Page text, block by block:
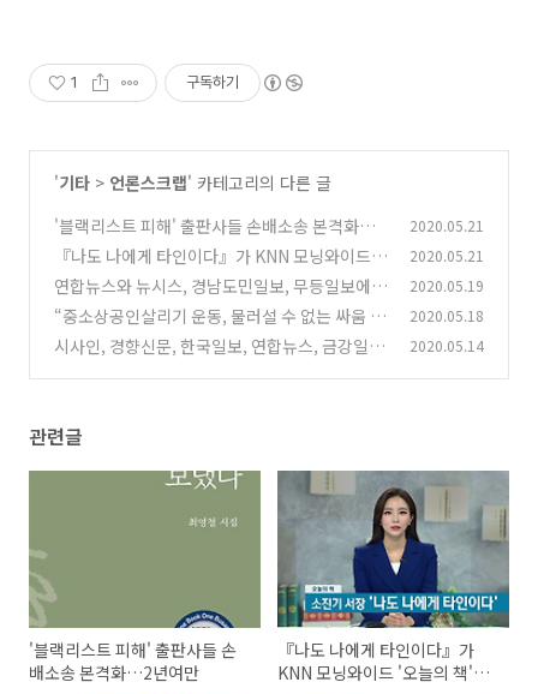
1 구독하기
'기타 > 언론스크랩' 카테고리의 다른 글
'블랙리스트 피해' 출판사들 손배소송 본격화…2
년여만
(0)
2020.05.21
『나도 나에게 타인이다』가 KNN 모닝와이드
'오늘의 책'에 소개되었어요~
(0)
2020.05.21
연합뉴스와 뉴시스, 경남도민일보, 무등일보에
산지니 청소년소설 『지옥만세』가 소개되었습
니다. (0)
2020.05.19
“중소상공인살리기 운동, 물러설 수 없는 싸움 그
13년의 기록...” (0)
2020.05.18
시사인, 경향신문, 한국일보, 연합뉴스, 금강일
2020.05.14
관련글
'블랙리스트 피해' 출판사들 손
배소송 본격화…2년여만
『나도 나에게 타인이다』가
KNN 모닝와이드 '오늘의 책'에